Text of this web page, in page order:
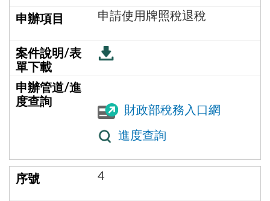
申請使用牌照稅退稅
財政部稅務入口網
進度查詢
4